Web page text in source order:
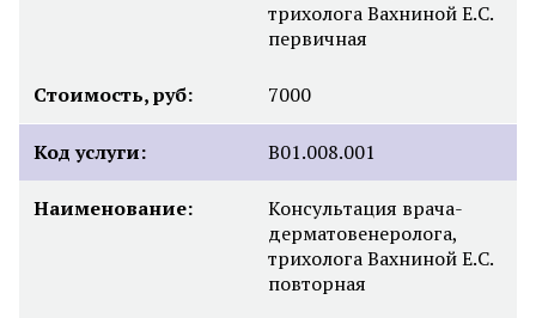
трихолога Вахниной Е.С.
первичная
Стоимость, руб: 7000
Код услуги: B01.008.001
Наименование:
Консультация врача-
дерматовенеролога,
трихолога Вахниной Е.С.
повторная